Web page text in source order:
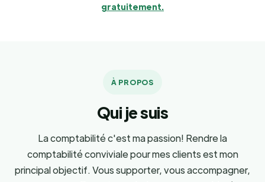
gratuitement.
À PROPOS
Qui je suis
La comptabilité c'est ma passion! Rendre la
comptabilité conviviale pour mes clients est mon
principal objectif. Vous supporter, vous accompagner,